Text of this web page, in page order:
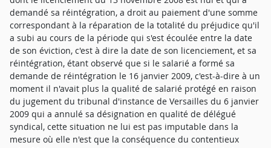
demandé sa réintégration, a droit au paiement d'une somme
correspondant à la réparation de la totalité du préjudice qu'il
a subi au cours de la période qui s'est écoulée entre la date
de son éviction, c'est à dire la date de son licenciement, et sa
réintégration, étant observé que si le salarié a formé sa
demande de réintégration le 16 janvier 2009, c'est-à-dire à un
moment il n'avait plus la qualité de salarié protégé en raison
du jugement du tribunal d'instance de Versailles du 6 janvier
2009 qui a annulé sa désignation en qualité de délégué
syndical, cette situation ne lui est pas imputable dans la
mesure où elle n'est que la conséquence du contentieux